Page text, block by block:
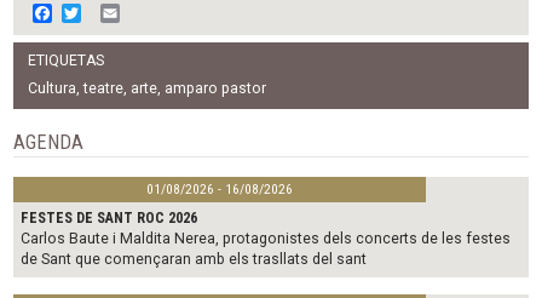
F
a
c
e
b
o
o
k
w
i
t
t
e
m
l
ETIQUETAS
Cultura,teatre, arte, amparo pastor
AGENDA
01/08/2026 - 16/08/2026
FESTES DE SANT ROC 2026
Carlos Baute i Maldita Nerea, protagonistes dels concerts de les festes
de Sant que començaran amb els trasllats del sant